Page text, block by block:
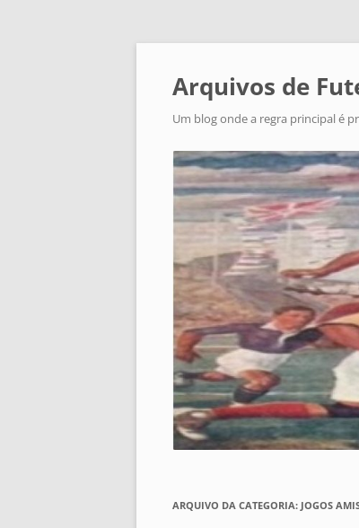
Arquivos de
Um blog onde a regra principal é
ARQUIVO DA CATEGORIA: JOGOS